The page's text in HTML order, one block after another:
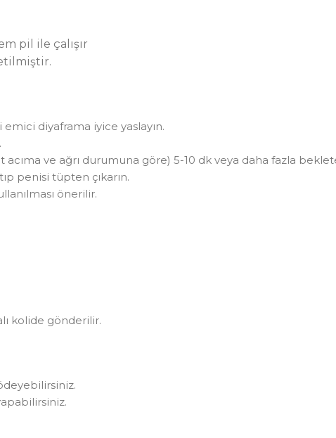
pil ile çalışır
emici diyaframa iyice yaslayın.
ve ağrı durumuna göre) 5-10 dk veya daha fazla
penisi tüpten çıkarın.
önerilir.
kolide gönderilir.